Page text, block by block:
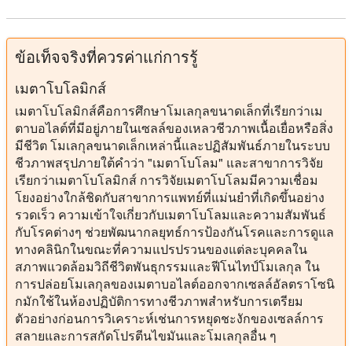
ข้อเท็จจริงที่ควรค่าแก่การรู้
เมตาโบโลมิกส์
เมตาโบโลมิกส์คือการศึกษาโมเลกุลขนาดเล็กที่เรียกว่าเม
ตาบอไลต์ที่มีอยู่ภายในเซลล์ของเหลวชีวภาพเนื้อเยื่อหรือสิ่ง
มีชีวิต โมเลกุลขนาดเล็กเหล่านี้และปฏิสัมพันธ์ภายในระบบ
ชีวภาพสรุปภายใต้คําว่า "เมตาโบโลม" และสาขาการวิจัย
เรียกว่าเมตาโบโลมิกส์ การวิจัยเมตาโบโลมมีความเชื่อม
โยงอย่างใกล้ชิดกับสาขาการแพทย์ที่แม่นยําที่เกิดขึ้นอย่าง
รวดเร็ว ความเข้าใจเกี่ยวกับเมตาโบโลมและความสัมพันธ์
กับโรคต่างๆ ช่วยพัฒนากลยุทธ์การป้องกันโรคและการดูแล
ทางคลินิกในขณะที่ความแปรปรวนของแต่ละบุคคลใน
สภาพแวดล้อมวิถีชีวิตพันธุกรรมและฟีโนไทป์โมเลกุล ใน
การปล่อยโมเลกุลของเมตาบอไลต์ออกจากเซลล์อัลตราโซนิ
กมักใช้ในห้องปฏิบัติการทางชีวภาพสําหรับการเตรียม
ตัวอย่างก่อนการวิเคราะห์เช่นการหยุดชะงักของเซลล์การ
สลายและการสกัดโปรตีนไขมันและโมเลกุลอื่น ๆ